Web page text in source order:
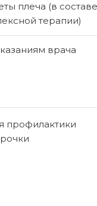
плеча (в составе
терапии)
врача
профилактики